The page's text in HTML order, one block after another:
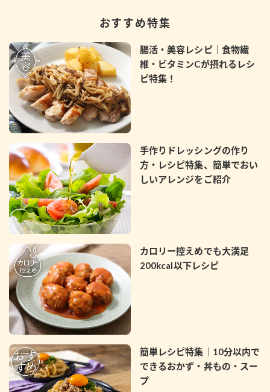
おすすめ特集
腸活・美容レシピ｜食物繊
維・ビタミンCが摂れるレシ
ピ特集！
手作りドレッシングの作り
方・レシピ特集、簡単でおい
しいアレンジをご紹介
カロリー控えめでも大満足
200kcal以下レシピ
簡単レシピ特集｜10分以内で
できるおかず・丼もの・スー
プ